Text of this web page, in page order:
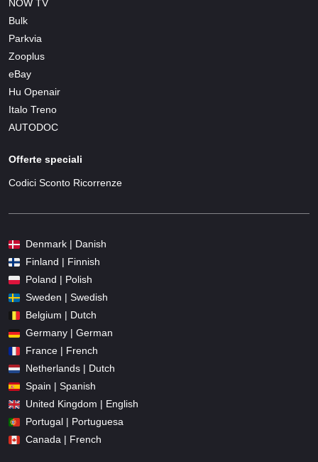
NOW TV
Bulk
Parkvia
Zooplus
eBay
Hu Openair
Italo Treno
AUTODOC
Offerte speciali
Codici Sconto Ricorrenze
Denmark | Danish
Finland | Finnish
Poland | Polish
Sweden | Swedish
Belgium | Dutch
Germany | German
France | French
Netherlands | Dutch
Spain | Spanish
United Kingdom | English
Portugal | Portuguesa
Canada | French